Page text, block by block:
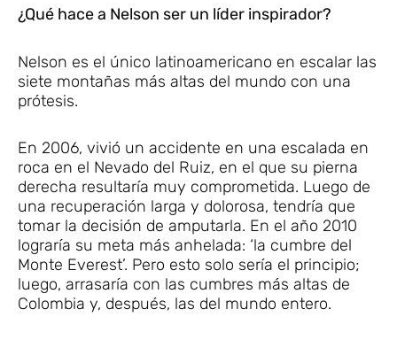
¿Qué hace a Nelson ser un líder inspirador?
Nelson es el único latinoamericano en escalar las
siete montañas más altas del mundo con una
prótesis.
En 2006, vivió un accidente en una escalada en
roca en el Nevado del Ruiz, en el que su pierna
derecha resultaría muy comprometida. Luego de
una recuperación larga y dolorosa, tendría que
tomar la decisión de amputarla. En el año 2010
lograría su meta más anhelada: ‘la cumbre del
Monte Everest’. Pero esto solo sería el principio;
luego, arrasaría con las cumbres más altas de
Colombia y, después, las del mundo entero.